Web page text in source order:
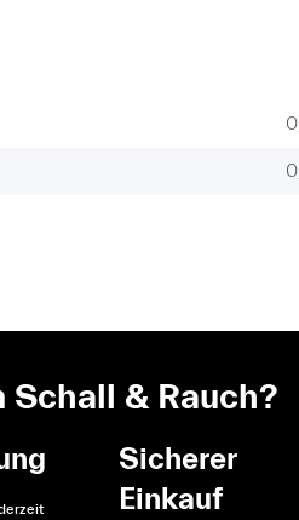
Schall & Rauch?
Sicherer
Einkauf